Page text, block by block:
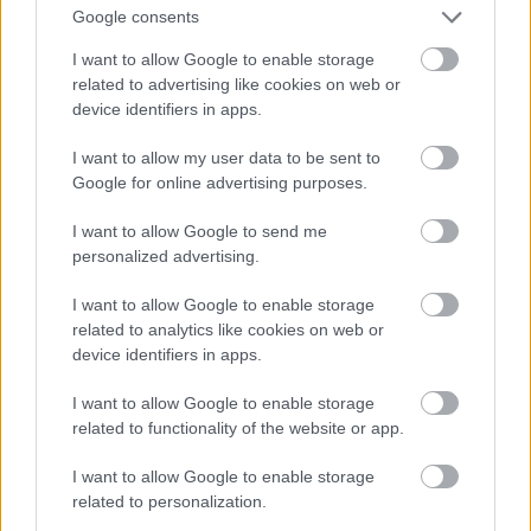
Google consents
I want to allow Google to enable storage
related to advertising like cookies on web or
device identifiers in apps.
I want to allow my user data to be sent to
Google for online advertising purposes.
I want to allow Google to send me
personalized advertising.
I want to allow Google to enable storage
related to analytics like cookies on web or
device identifiers in apps.
I want to allow Google to enable storage
related to functionality of the website or app.
I want to allow Google to enable storage
related to personalization.
a szakember:
"alternatív mozgásterapeuta, funkcionális
gerinctréner, kinesiology-taping oktató"
Még valami számmisztikát bele kellene keverni, mert
ez így nem teljes.
Burgermeister
9 éve
mtomi
9 éve